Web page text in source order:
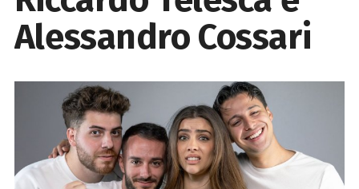
Alessandro Cossari